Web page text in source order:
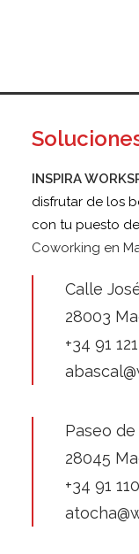
INSPIRA
disfrutar de los
con tu puesto
Coworking en
Calle
28003
+34 91
Paseo
28045
+34 91